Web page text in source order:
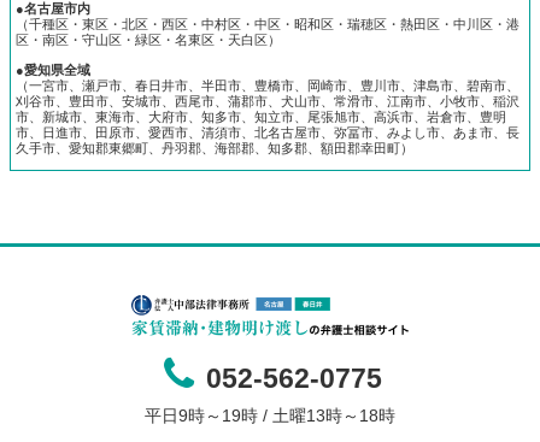
●名古屋市内
（千種区・東区・北区・西区・中村区・中区・昭和区・瑞穂区・熱田区・中川区・港
区・南区・守山区・緑区・名東区・天白区）
●愛知県全域
（一宮市、瀬戸市、春日井市、半田市、豊橋市、岡崎市、豊川市、津島市、碧南市、
刈谷市、豊田市、安城市、西尾市、蒲郡市、犬山市、常滑市、江南市、小牧市、稲沢
市、新城市、東海市、大府市、知多市、知立市、尾張旭市、高浜市、岩倉市、豊明
市、日進市、田原市、愛西市、清須市、北名古屋市、弥冨市、みよし市、あま市、長
久手市、愛知郡東郷町、丹羽郡、海部郡、知多郡、額田郡幸田町）
052-562-0775
平日9時～19時 / 土曜13時～18時